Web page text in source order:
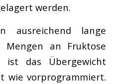
werden.
ausreichend lange
Mengen an Fruktose
ist das Übergewicht
wie vorprogrammiert.